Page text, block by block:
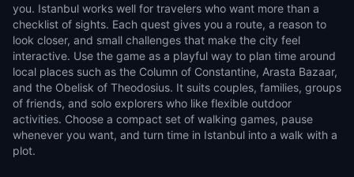
you. Istanbul works well for travelers who want more than a
checklist of sights. Each quest gives you a route, a reason to
look closer, and small challenges that make the city feel
interactive. Use the game as a playful way to plan time around
local places such as the Column of Constantine, Arasta Bazaar,
and the Obelisk of Theodosius. It suits couples, families, groups
of friends, and solo explorers who like flexible outdoor
activities. Choose a compact set of walking games, pause
whenever you want, and turn time in Istanbul into a walk with a
plot.